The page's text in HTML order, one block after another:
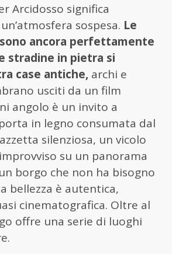
Arcidosso significa
sospesa. Le
ancora perfettamente
stradine in pietra si
case antiche, archi e
usciti da un film
angolo è un invito a
in legno consumata dal
silenziosa, un vicolo
su un panorama
borgo che non ha bisogno
bellezza è autentica,
cinematografica. Oltre al
offre una serie di luoghi